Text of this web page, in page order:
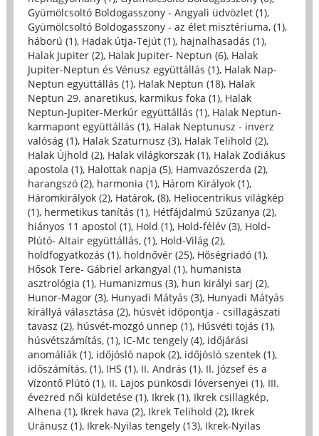
Gyümölcsoltó Boldogasszony - Angyali üdvözlet (1),
Gyümölcsoltó Boldogasszony - az élet misztériuma, (1),
háború (1), Hadak útja-Tejút (1), hajnalhasadás (1),
Halak Jupiter (2), Halak Jupiter- Neptun (6), Halak
Jupiter-Neptun és Vénusz együttállás (1), Halak Nap-
Neptun együttállás (1), Halak Neptun (18), Halak
Neptun 29. anaretikus, karmikus foka (1), Halak
Neptun-Jupiter-Merkúr együttállás (1), Halak Neptun-
karmapont együttállás (1), Halak Neptunusz - inverz
valóság (1), Halak Szaturnusz (3), Halak Telihold (2),
Halak Újhold (2), Halak világkorszak (1), Halak Zodiákus
apostola (1), Halottak napja (5), Hamvazószerda (2),
harangszó (2), harmonia (1), Három Királyok (1),
Háromkirályok (2), Határok, (8), Heliocentrikus világkép
(1), hermetikus tanítás (1), Hétfájdalmú Szűzanya (2),
hiányos 11 apostol (1), Hold (1), Hold-félév (3), Hold-
Plútó- Altair együttállás, (1), Hold-Világ (2),
holdfogyatkozás (1), holdnővér (25), Hőségriadó (1),
Hősök Tere- Gábriel arkangyal (1), humanista
asztrológia (1), Humanizmus (3), hun királyi sarj (2),
Hunor-Magor (3), Hunyadi Mátyás (3), Hunyadi Mátyás
királlyá választása (2), húsvét időpontja - csillagászati
tavasz (2), húsvét-mozgó ünnep (1), Húsvéti tojás (1),
húsvétszámítás, (1), IC-Mc tengely (4), időjárási
anomáliák (1), időjósló napok (2), időjósló szentek (1),
időszámítás, (1), IHS (1), II. András (1), II. József és a
Vízöntő Plútó (1), II. Lajos pünkösdi lóversenyei (1), III.
évezred női küldetése (1), Ikrek (1), Ikrek csillagkép,
Alhena (1), Ikrek hava (2), Ikrek Telihold (2), Ikrek
Uránusz (1), Ikrek-Nyilas tengely (13), Ikrek-Nyilas